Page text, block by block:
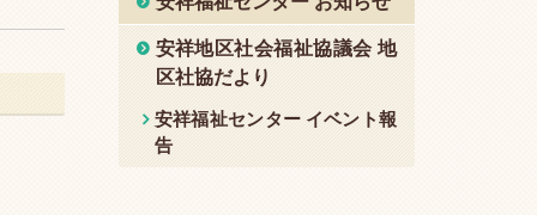
安祥地区社会福祉協議会 地
区社協だより
安祥福祉センター イベント報
告